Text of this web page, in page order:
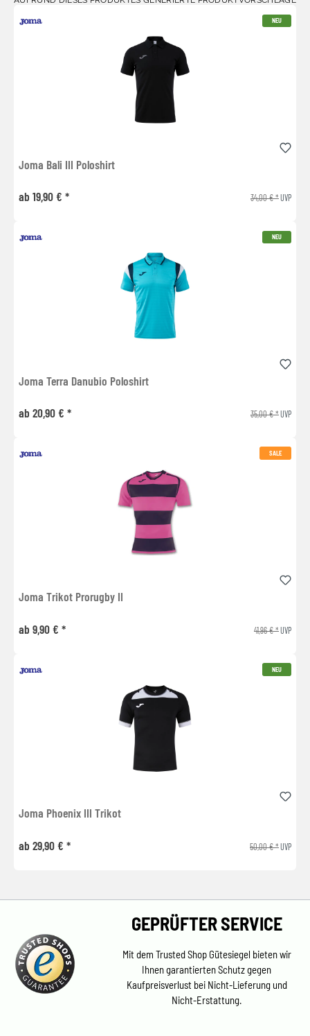
NEU
Joma Bali III Poloshirt
ab 19,90 € * 34,00 € *UVP
NEU
Joma Terra Danubio Poloshirt
ab 20,90 € * 35,00 € *UVP
SALE
Joma Trikot Prorugby II
ab 9,90 € * 41,96 € *UVP
NEU
Joma Phoenix III Trikot
ab 29,90 € * 50,00 € *UVP
GEPRÜFTER SERVICE
Mit dem Trusted Shop Gütesiegel bieten wir
Ihnen garantierten Schutz gegen
Kaufpreisverlust bei Nicht-Lieferung und
Nicht-Erstattung.